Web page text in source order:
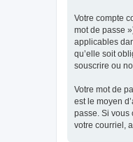
Votre compte
mot de passe
applicables
qu’elle soit
souscrire ou
Votre mot de
est le moyen
passe. Si vous
votre courriel,